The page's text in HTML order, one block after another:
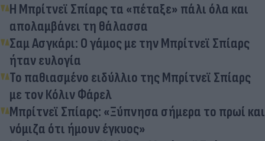
Η Μπρίτνεϊ Σπίαρς τα «πέταξε» πάλι όλα και
απολαμβάνει τη θάλασσα
Σαμ Ασγκάρι: Ο γάμος με την Μπρίτνεϊ Σπίαρς
ήταν ευλογία
Το παθιασμένο ειδύλλιο της Μπρίτνεϊ Σπίαρς
με τον Κόλιν Φάρελ
Μπρίτνεϊ Σπίαρς: «Ξύπνησα σήμερα το πρωί και
νόμιζα ότι ήμουν έγκυος»